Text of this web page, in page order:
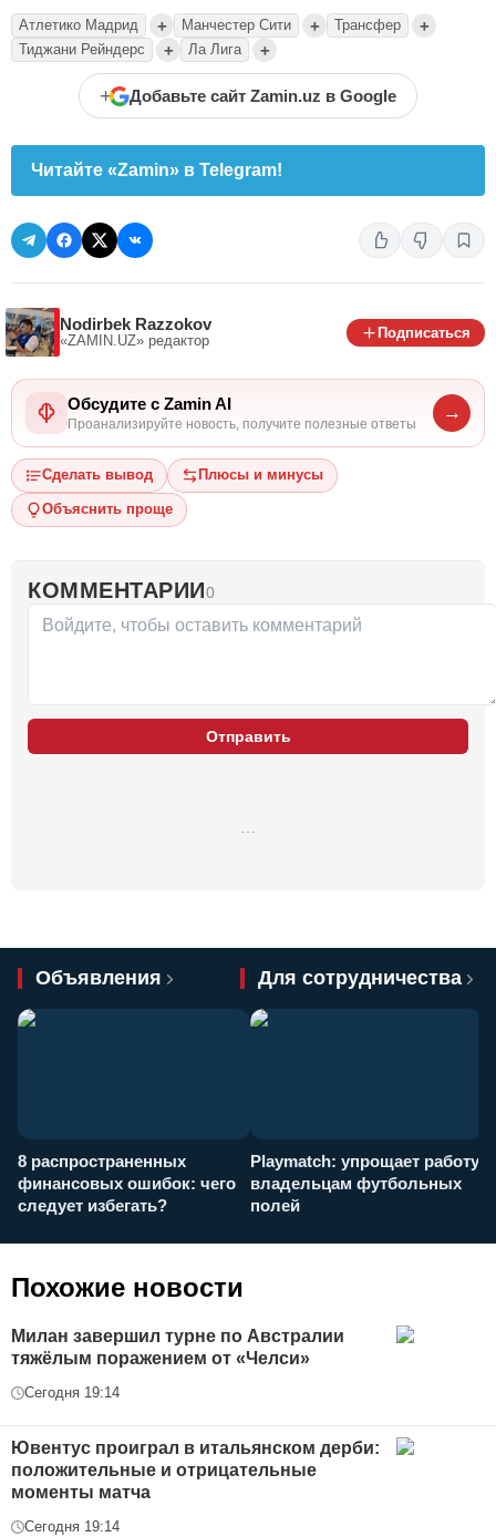
Атлетико Мадрид + Манчестер Сити + Трансфер +
Тиджани Рейндерс + Ла Лига +
+ Добавьте сайт Zamin.uz в Google
Читайте «Zamin» в Telegram!
Nodirbek Razzokov
«ZAMIN.UZ» редактор
Подписаться
Обсудите с Zamin AI
Проанализируйте новость, получите полезные ответы
→
Сделать вывод Плюсы и минусы
Объяснить проще
КОММЕНТАРИИ0
Отправить
…
Объявления Для сотрудничества
8 распространенных
финансовых ошибок: чего
следует избегать?
Playmatch: упрощает работу
владельцам футбольных
полей
Похожие новости
Милан завершил турне по Австралии
тяжёлым поражением от «Челси»
Сегодня 19:14
Ювентус проиграл в итальянском дерби:
положительные и отрицательные
моменты матча
Сегодня 19:14